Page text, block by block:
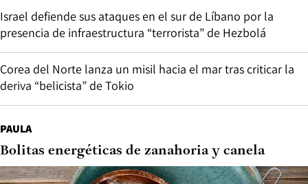
Israel defiende sus ataques en el sur de Líbano por la
presencia de infraestructura “terrorista” de Hezbolá
Corea del Norte lanza un misil hacia el mar tras criticar la
deriva “belicista” de Tokio
PAULA
Bolitas energéticas de zanahoria y canela